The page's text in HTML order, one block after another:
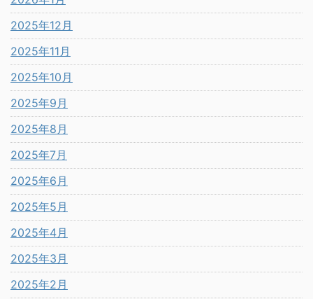
2025年12月
2025年11月
2025年10月
2025年9月
2025年8月
2025年7月
2025年6月
2025年5月
2025年4月
2025年3月
2025年2月